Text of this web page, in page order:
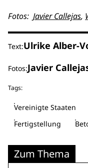
Fotos: Javier Callejas,
Text:Ulrike Alber-
Fotos:Javier
Tags:
Vereinigte Staaten
Fertigstellung
Zum Thema